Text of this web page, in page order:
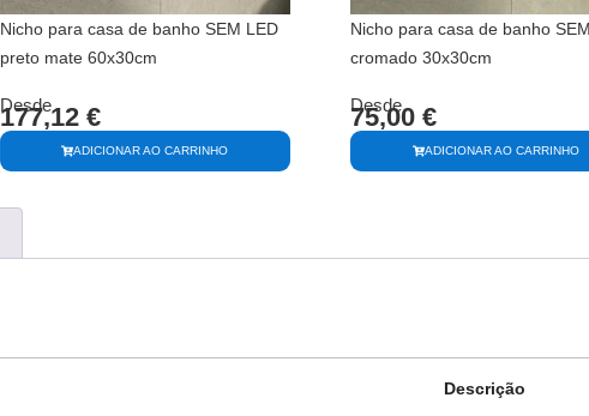
Nicho para casa de banho SEM LED
preto mate 60x30cm
ADICIONAR AO CARRINHO
Desde
177,12 €
Nicho para casa de banho
cromado 30x30cm
ADICIONAR AO CARRINHO
Desde
75,00 €
Descrição